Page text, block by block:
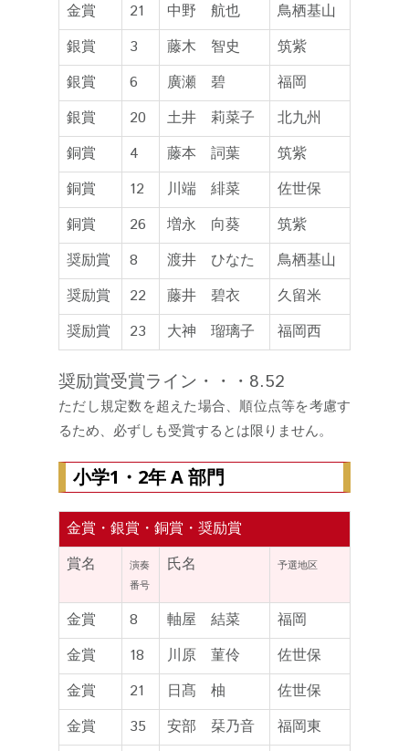
金賞
21 中野 航也
鳥栖基山
銀賞
3 藤木 智史
筑紫
銀賞
6 廣瀬 碧
福岡
銀賞
20 土井 莉菜子
北九州
銅賞
4 藤本 詞葉
筑紫
銅賞
12 川端 緋菜
佐世保
銅賞
26 増永 向葵
筑紫
奨励賞
8 渡井 ひなた
鳥栖基山
奨励賞
22 藤井 碧衣
久留米
奨励賞
23 大神 瑠璃子 福岡西
奨励賞受賞ライン・・・8.52
ただし規定数を超えた場合、順位点等を考慮す
るため、必ずしも受賞するとは限りません。
小学1・2年 A 部門
金賞・銀賞・銅賞・奨励賞
賞名
演奏
番号
氏名 予選地区
金賞 8 軸屋 結菜
福岡
金賞
18 川原 菫伶
佐世保
金賞
21 日髙 柚
佐世保
金賞
35 安部 栞乃音
福岡東